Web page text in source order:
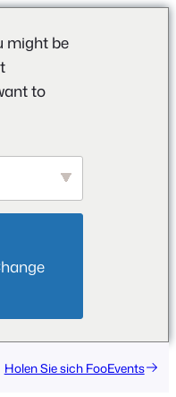
might be
to
Holen Sie sich FooEvents